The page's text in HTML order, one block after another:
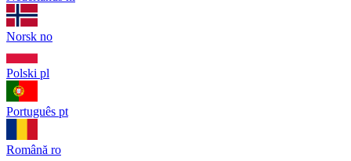
Norsk no
Polski pl
Português pt
Română ro